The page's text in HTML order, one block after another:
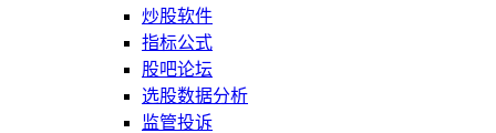
炒股软件
指标公式
股吧论坛
选股数据分析
监管投诉